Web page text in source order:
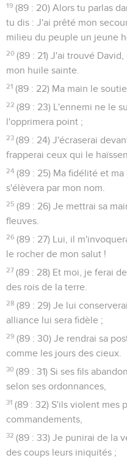
19 (89 : 20) Alors tu parlas
tu dis : J'ai prêté mon
milieu du peuple un jeune
20 (89 : 21) J'ai trouvé
mon huile sainte.
21 (89 : 22) Ma main le
22 (89 : 23) L'ennemi ne le
l'opprimera point ;
23 (89 : 24) J'écraserai
frapperai ceux qui le
24 (89 : 25) Ma fidélité et
s'élèvera par mon nom.
25 (89 : 26) Je mettrai sa
fleuves.
26 (89 : 27) Lui, il
le rocher de mon salut !
27 (89 : 28) Et moi, je ferai
des rois de la terre.
28 (89 : 29) Je lui
alliance lui sera fidèle ;
29 (89 : 30) Je rendrai sa
comme les jours des cieux.
30 (89 : 31) Si ses fils
selon ses ordonnances,
31 (89 : 32) S'ils violent mes
commandements,
32 (89 : 33) Je punirai de la
des coups leurs iniquités ;